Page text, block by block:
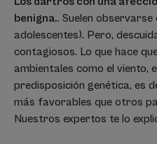
benigna.. Suelen observarse
adolescentes). Pero,
contagiosos. Lo que hace
ambientales como el viento,
predisposición genética, es
más favorables que otros
Nuestros expertos te lo